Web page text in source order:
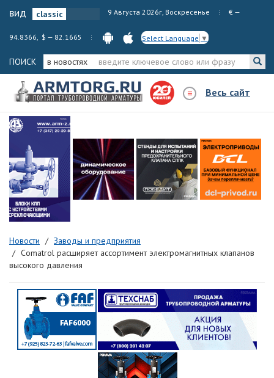
вид 9 Августа 2026г, Воскресенье € —
94.8366, $ — 82.1665 Select Language ▼
ПОИСК в новостях
Весь сайт
Новости
Заводы и предприятия
Comatrol расширяет ассортимент электромагнитных клапанов
высокого давления